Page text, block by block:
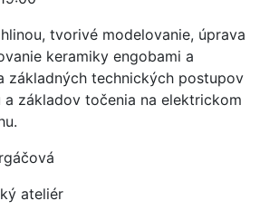
tvorivé modelovanie, úprava
keramiky engobami a
základných technických postupov
a základov točenia na elektrickom
ateliér